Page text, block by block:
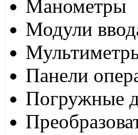
Манометры
Модули
Панели
Погружные